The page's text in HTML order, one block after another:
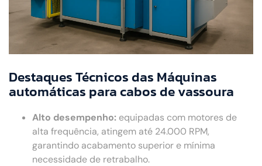
Destaques Técnicos das Máquinas
automáticas para cabos de vassoura
Alto desempenho: equipadas com motores de
alta frequência, atingem até 24.000 RPM,
garantindo acabamento superior e mínima
necessidade de retrabalho.